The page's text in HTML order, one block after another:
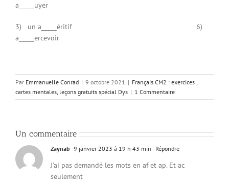
a_____uyer
3) un a_____éritif 6)
a_____ercevoir
Par Emmanuelle Conrad | 9 octobre 2021 | Français CM2 : exercices ,
cartes mentales, leçons gratuits spécial Dys | 1 Commentaire
Un commentaire
Zaynab 9 janvier 2023 à 19 h 43 min - Répondre
J’ai pas demandé les mots en af et ap. Et ac
seulement